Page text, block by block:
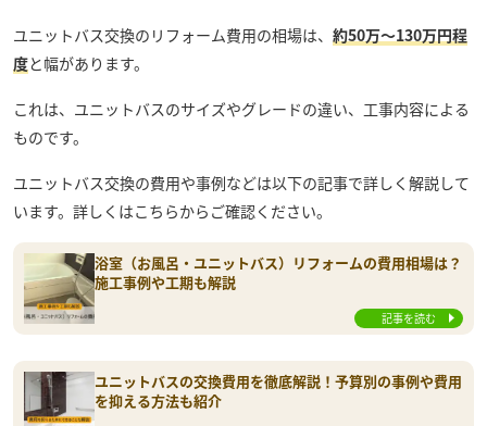
ユニットバス交換のリフォーム費用の相場は、 約50万～130万円程
度と幅があります。
これは、ユニットバスのサイズやグレードの違い、工事内容による
ものです。
ユニットバス交換の費用や事例などは以下の記事で詳しく解説して
います。詳しくはこちらからご確認ください。
浴室（お風呂・ユニットバス）リフォームの費用相場は？
施工事例や工期も解説
記事を読む
ユニットバスの交換費用を徹底解説！予算別の事例や費用
を抑える方法も紹介